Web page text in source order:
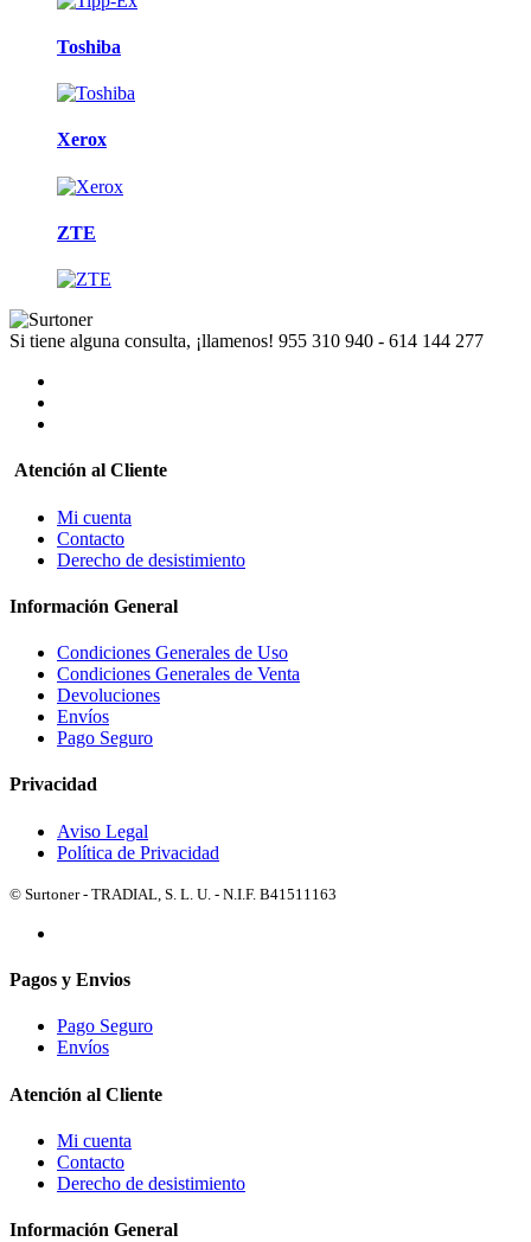
Toshiba
Xerox
ZTE
Si tiene alguna consulta, ¡llamenos! 955 310 940 - 614 144 277
Atención al Cliente
Mi cuenta
Contacto
Derecho de desistimiento
Información General
Condiciones Generales de Uso
Condiciones Generales de Venta
Devoluciones
Envíos
Pago Seguro
Privacidad
Aviso Legal
Política de Privacidad
© Surtoner - TRADIAL, S. L. U. - N.I.F. B41511163
Pagos y Envios
Pago Seguro
Envíos
Atención al Cliente
Mi cuenta
Contacto
Derecho de desistimiento
Información General